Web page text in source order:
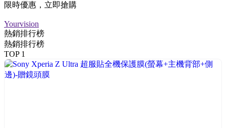
限時優惠，立即搶購
Yourvision
熱銷排行榜
熱銷排行榜
TOP 1